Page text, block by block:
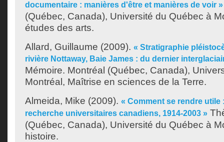
documentaire : manières d'être et manières de voir »
(Québec, Canada), Université du Québec à
études des arts.
Allard, Guillaume (2009). « Stratigraphie
rivière Nottaway, Baie James : du dernier
Mémoire. Montréal (Québec, Canada),
Montréal, Maîtrise en sciences de la Terre.
Almeida, Mike (2009). « Comment se rendre utile
recherche universitaires canadiens, 1914-2003 »
(Québec, Canada), Université du Québec à
histoire.